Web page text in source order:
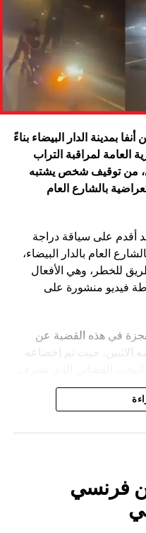
بمدينة الدار البيضاء بناءً
العامة لمراقبة التراب
26 يناير الجاري، من توقيف شخص يشتبه
بالشارع العام
أقدم على سياقة دراجة
العام بالدار البيضاء،
للخطر، وهي الأفعال
فيديو منشورة على
في هذه القضية عن
الاثنين، حيث تم إخضاعه
للكشف عن جميع ظروف
تحديد كافة
فرنسي